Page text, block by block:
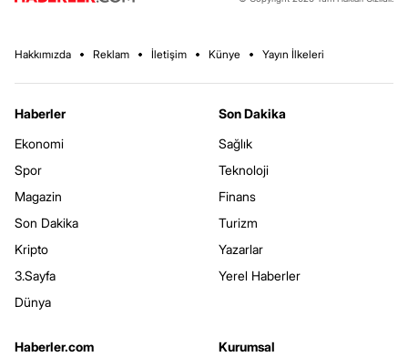
Hakkımızda Reklam İletişim Künye Yayın İlkeleri
Haberler
Ekonomi
Spor
Magazin
Son Dakika
Kripto
3.Sayfa
Dünya
Son Dakika
Sağlık
Teknoloji
Finans
Turizm
Yazarlar
Yerel Haberler
Haberler.com
Kurumsal